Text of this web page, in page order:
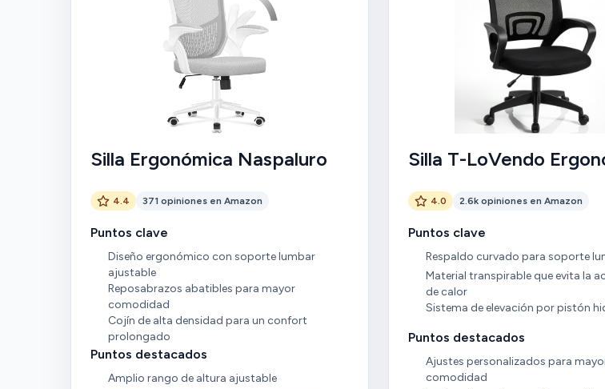
Silla Ergonómica Naspaluro
4.4 371 opiniones en Amazon
Puntos clave
Diseño ergonómico con soporte lumbar
ajustable
Reposabrazos abatibles para mayor
comodidad
Cojín de alta densidad para un confort
prolongado
Puntos destacados
Amplio rango de altura ajustable
Silla T-LoVendo
4.0 2.6k opiniones en Amazon
Puntos clave
Respaldo curvado para soporte
Material transpirable que evita la
de calor
Sistema de elevación por pistón
Puntos destacados
Ajustes personalizados para
comodidad